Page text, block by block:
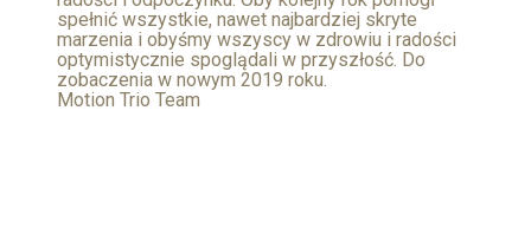
spełnić wszystkie, nawet najbardziej skryte
marzenia i obyśmy wszyscy w zdrowiu i radości
optymistycznie spoglądali w przyszłość. Do
zobaczenia w nowym 2019 roku.
Motion Trio Team